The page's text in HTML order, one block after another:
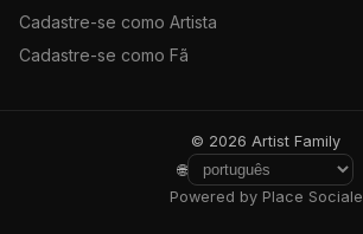
Cadastre-se como Artista
Cadastre-se como Fã
© 2026 Artist Family
🌐
Powered by Place Sociale